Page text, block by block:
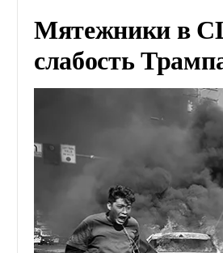
Мятежники в
слабость